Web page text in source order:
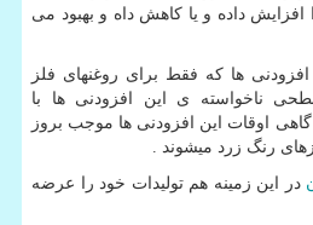
افزایش داده و یا کاهش داه و بهبود می
ها که فقط برای روغنهای فلز
ناخواسته ی این افزودنی ها با
اوقات این افزودنی ها موجب بروز
رنگ زرد میشوند .
در این زمینه هم تولیدات خود را عرضه